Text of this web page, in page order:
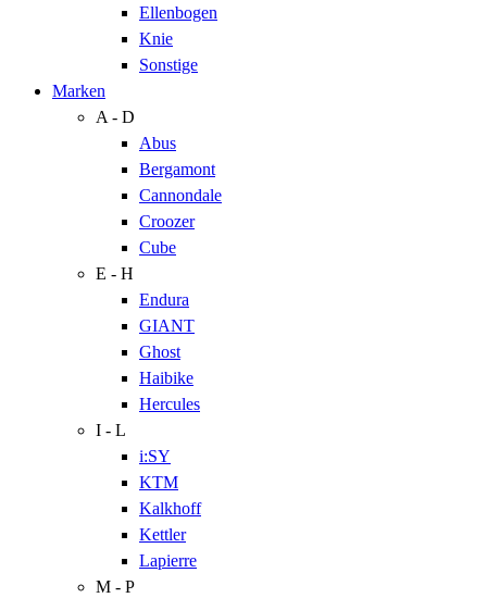
Ellenbogen
Knie
Sonstige
Marken
A - D
Abus
Bergamont
Cannondale
Croozer
Cube
E - H
Endura
GIANT
Ghost
Haibike
Hercules
I - L
i:SY
KTM
Kalkhoff
Kettler
Lapierre
M - P